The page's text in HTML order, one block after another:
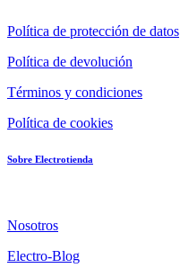
Política de protección de datos
Política de devolución
Términos y condiciones
Política de cookies
Sobre Electrotienda
Nosotros
Electro-Blog